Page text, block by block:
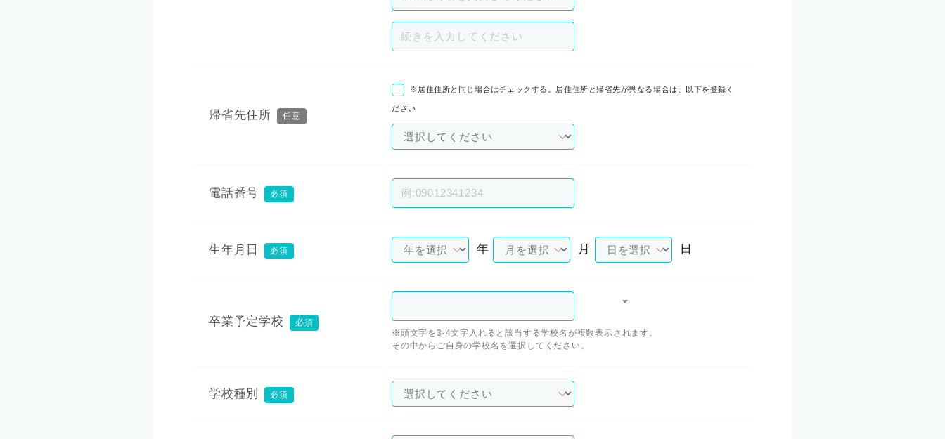
帰省先住所 任意
※居住住所と同じ場合はチェックする。居住住所と帰省先が異なる場合は、以下を登録く
ださい
電話番号 必須
生年月日 必須 年 月 日
卒業予定学校
必須
※頭文字を3-4文字入れると該当する学校名が複数表示されます。
その中からご自身の学校名を選択してください。
学校種別 必須